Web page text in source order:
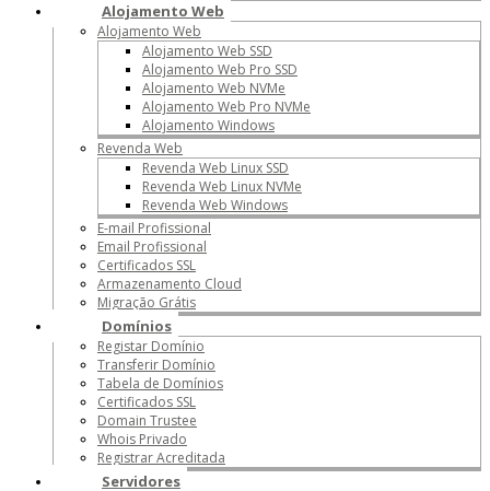
Alojamento Web
Alojamento Web
Alojamento Web SSD
Alojamento Web Pro SSD
Alojamento Web NVMe
Alojamento Web Pro NVMe
Alojamento Windows
Revenda Web
Revenda Web Linux SSD
Revenda Web Linux NVMe
Revenda Web Windows
E-mail Profissional
Email Profissional
Certificados SSL
Armazenamento Cloud
Migração Grátis
Domínios
Registar Domínio
Transferir Domínio
Tabela de Domínios
Certificados SSL
Domain Trustee
Whois Privado
Registrar Acreditada
Servidores